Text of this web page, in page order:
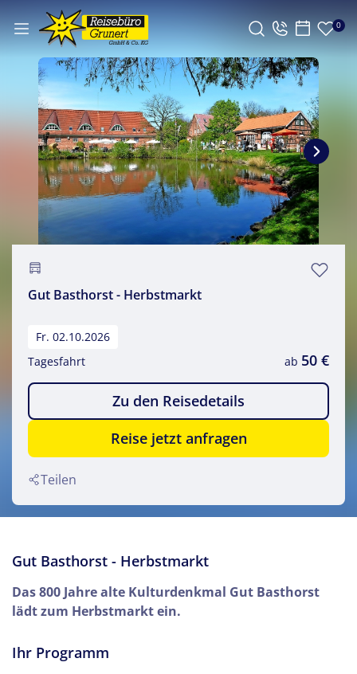
0
Gut Basthorst - Herbstmarkt
Fr. 02.10.2026
Tagesfahrt
ab 50 €
Zu den Reisedetails
Reise jetzt anfragen
Teilen
Gut Basthorst - Herbstmarkt
Das 800 Jahre alte Kulturdenkmal Gut Basthorst
lädt zum Herbstmarkt ein.
Ihr Programm